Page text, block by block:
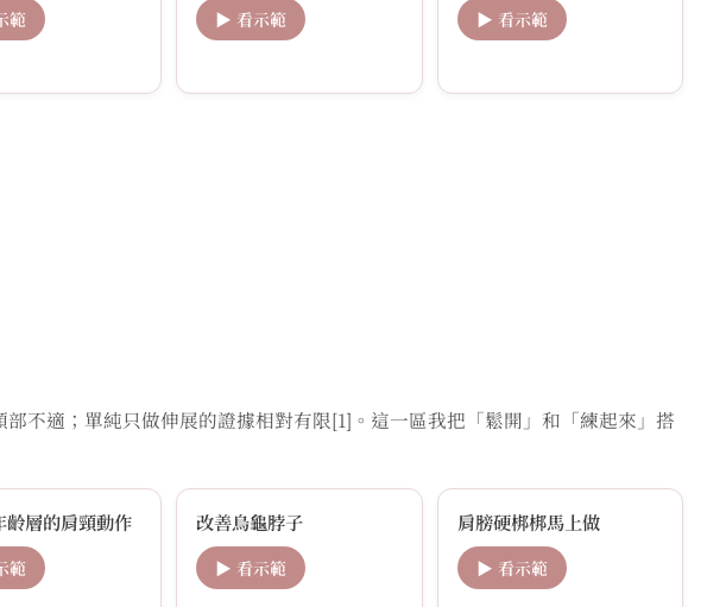
範 ▶ 看示範 ▶ 看示範
不適；單純只做伸展的證據相對有限[1]。這一區我把「鬆開」和「練起來」搭
齡層的肩頸動作
範
改善烏龜脖子
▶ 看示範
肩膀硬梆梆馬上做
▶ 看示範